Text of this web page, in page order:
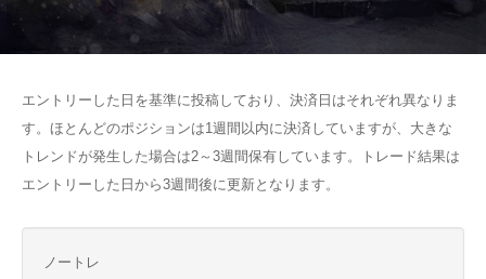
エントリーした日を基準に投稿しており、決済日はそれぞれ異なりま
す。ほとんどのポジションは1週間以内に決済していますが、大きな
トレンドが発生した場合は2～3週間保有しています。トレード結果は
エントリーした日から3週間後に更新となります。
ノートレ